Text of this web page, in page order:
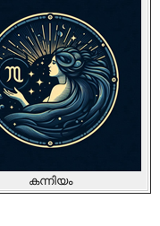
കന്നിയം